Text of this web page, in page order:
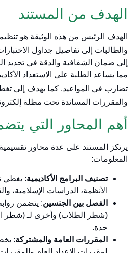
الهدف من المستند
الهدف الرئيس من هذه الوثيقة هو
والطالبات إلى تفاصيل جداول الاختبارات
إلى ضمان الشفافية والدقة في تحديد
مما يساعد الطلبة على الاستعداد
تضارب في المواعيد. كما يهدف إلى
والمقررات المساندة تحت مظلة
أهم المحاور التي
يرتكز المستند على عدة محاور
المعلومات:
تصنيف البرامج الأكاديمية: يغطي
الأنظمة، الدراسات الإسلامية،
الفصل بين الجنسين: يتضمن
(شطر الطلاب) وأخرى لـ (شطر
حدة.
المقررات العامة والمشتركة: